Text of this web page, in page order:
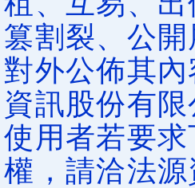
篡割裂、公
對外公佈其
資訊股份有
使用者若要
權，請洽法